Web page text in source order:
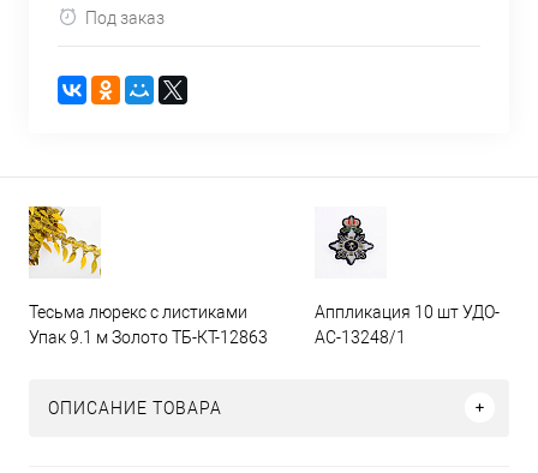
Под заказ
Тесьма люрекс с листиками
Упак 9.1 м Золото ТБ-КТ-12863
Аппликация 10 шт УДО-
АС-13248/1
ОПИСАНИЕ ТОВАРА